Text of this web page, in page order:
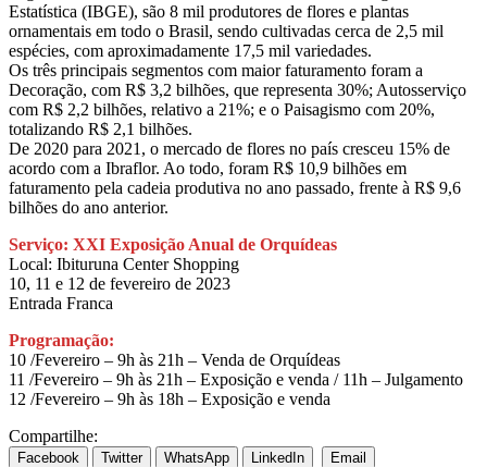
Estatística (IBGE), são 8 mil produtores de flores e plantas
ornamentais em todo o Brasil, sendo cultivadas cerca de 2,5 mil
espécies, com aproximadamente 17,5 mil variedades.
Os três principais segmentos com maior faturamento foram a
Decoração, com R$ 3,2 bilhões, que representa 30%; Autosserviço
com R$ 2,2 bilhões, relativo a 21%; e o Paisagismo com 20%,
totalizando R$ 2,1 bilhões.
De 2020 para 2021, o mercado de flores no país cresceu 15% de
acordo com a Ibraflor. Ao todo, foram R$ 10,9 bilhões em
faturamento pela cadeia produtiva no ano passado, frente à R$ 9,6
bilhões do ano anterior.
Serviço: XXI Exposição Anual de Orquídeas
Local: Ibituruna Center Shopping
10, 11 e 12 de fevereiro de 2023
Entrada Franca
Programação:
10 /Fevereiro – 9h às 21h – Venda de Orquídeas
11 /Fevereiro – 9h às 21h – Exposição e venda / 11h – Julgamento
12 /Fevereiro – 9h às 18h – Exposição e venda
Compartilhe:
Facebook Twitter WhatsApp LinkedIn Email